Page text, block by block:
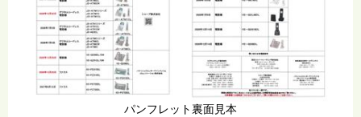
パンフレット裏面見本